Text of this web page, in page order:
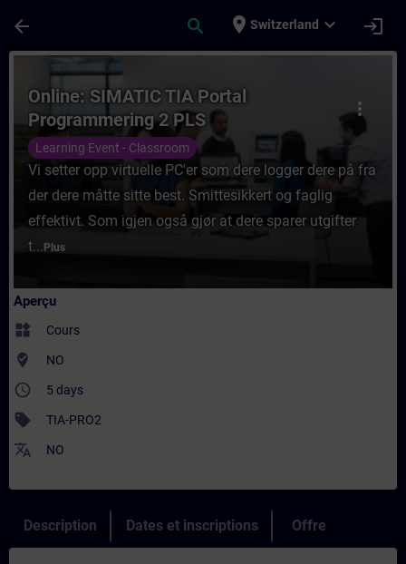
arrow_back search place Switzerland expand_more login
Cours - Online: SIMATIC TIA Portal
more_vert
Online: SIMATIC TIA Portal
Programmering 2 PLS
Learning Event - Classroom
Vi setter opp virtuelle PC'er som dere logger dere på fra
der dere måtte sitte best. Smittesikkert og faglig
effektivt. Som igjen også gjør at dere sparer utgifter
t... Plus
Aperçu
widgets Cours
where_to_vote NO
access_time 5 days
sell TIA-PRO2
translate NO
Description Dates et inscriptions Offre